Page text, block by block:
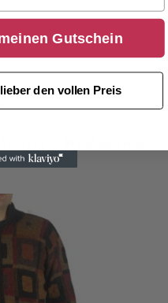
€
Gutschein
den vollen Preis